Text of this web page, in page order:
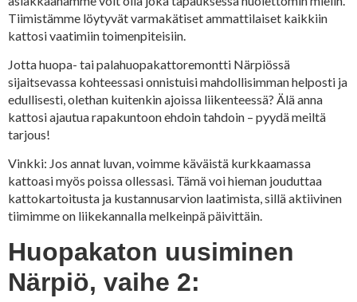
Tiimistämme löytyvät varmakätiset ammattilaiset kaikkiin
kattosi vaatimiin toimenpiteisiin.
Jotta huopa- tai palahuopakattoremontti Närpiössä
sijaitsevassa kohteessasi onnistuisi mahdollisimman helposti ja
edullisesti, olethan kuitenkin ajoissa liikenteessä? Älä anna
kattosi ajautua rapakuntoon ehdoin tahdoin – pyydä meiltä
tarjous!
Vinkki: Jos annat luvan, voimme käväistä kurkkaamassa
kattoasi myös poissa ollessasi. Tämä voi hieman jouduttaa
kattokartoitusta ja kustannusarvion laatimista, sillä aktiivinen
tiimimme on liikekannalla melkeinpä päivittäin.
Huopakaton uusiminen
Närpiö, vaihe 2: